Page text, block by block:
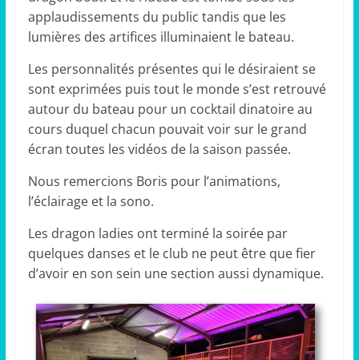
applaudissements du public tandis que les
lumières des artifices illuminaient le bateau.
Les personnalités présentes qui le désiraient se
sont exprimées puis tout le monde s’est retrouvé
autour du bateau pour un cocktail dinatoire au
cours duquel chacun pouvait voir sur le grand
écran toutes les vidéos de la saison passée.
Nous remercions Boris pour l’animations,
l’éclairage et la sono.
Les dragon ladies ont terminé la soirée par
quelques danses et le club ne peut être que fier
d’avoir en son sein une section aussi dynamique.